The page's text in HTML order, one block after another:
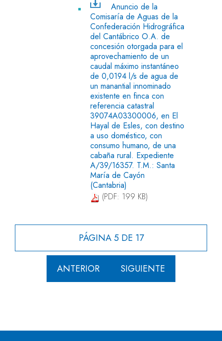
Anuncio de la
Comisaría de Aguas de la
Confederación Hidrográfica
del Cantábrico O.A. de
concesión otorgada para el
aprovechamiento de un
caudal máximo instantáneo
de 0,0194 l/s de agua de
un manantial innominado
existente en finca con
referencia catastral
39074A03300006, en El
Hayal de Esles, con destino
a uso doméstico, con
consumo humano, de una
cabaña rural. Expediente
A/39/16357. T.M.: Santa
María de Cayón
(Cantabria)
(PDF: 199 KB)
PÁGINA 5 DE 17
ANTERIOR SIGUIENTE